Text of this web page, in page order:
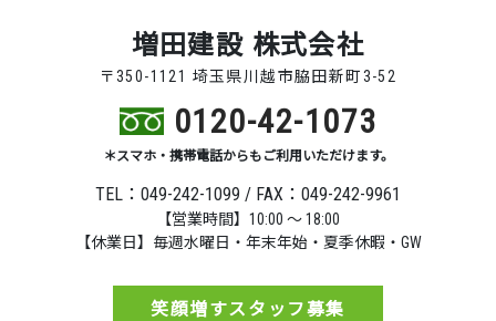
増田建設 株式会社
〒350-1121 埼玉県川越市脇田新町3-52
0120-42-1073
＊スマホ・携帯電話からもご利用いただけます。
TEL：049-242-1099 / FAX：049-242-9961
【営業時間】10:00 ～ 18:00
【休業日】毎週水曜日・年末年始・夏季休暇・GW
笑顔増すスタッフ募集